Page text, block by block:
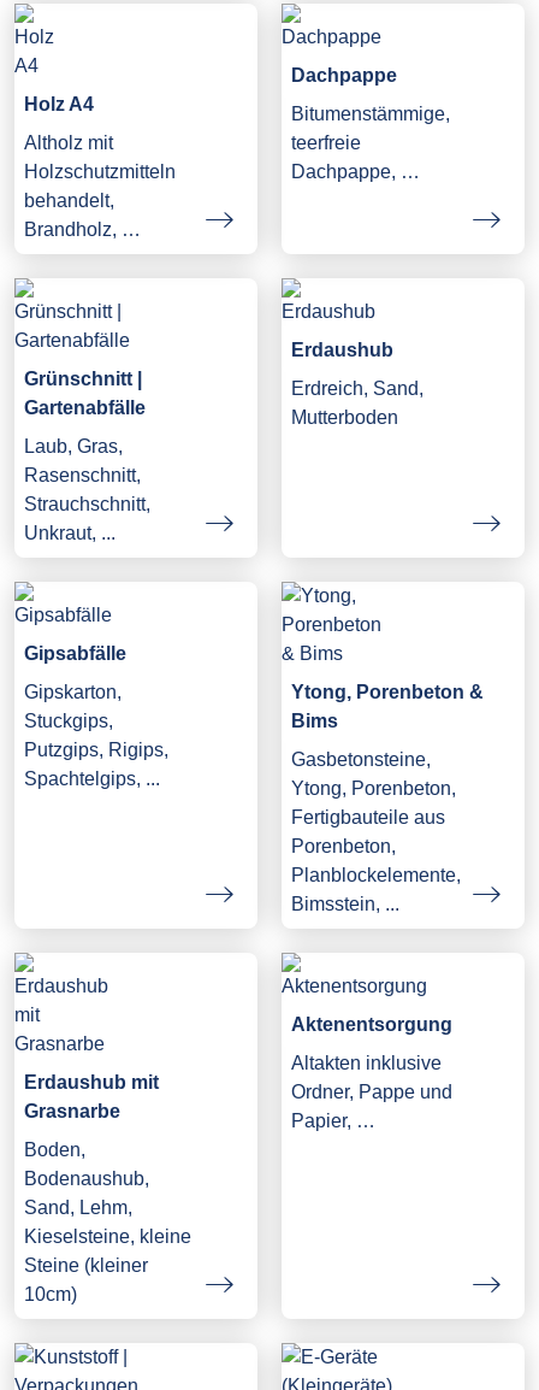
Holz A4
Altholz mit
Holzschutzmitteln
behandelt,
Brandholz, …
Dachpappe
Bitumenstämmige,
teerfreie
Dachpappe, …
Grünschnitt |
Gartenabfälle
Laub, Gras,
Rasenschnitt,
Strauchschnitt,
Unkraut, ...
Erdaushub
Erdreich, Sand,
Mutterboden
Gipsabfälle
Gipskarton,
Stuckgips,
Putzgips, Rigips,
Spachtelgips, ...
Ytong, Porenbeton &
Bims
Gasbetonsteine,
Ytong, Porenbeton,
Fertigbauteile aus
Porenbeton,
Planblockelemente,
Bimsstein, ...
Erdaushub mit
Grasnarbe
Boden,
Bodenaushub,
Sand, Lehm,
Kieselsteine, kleine
Steine (kleiner
10cm)
Aktenentsorgung
Altakten inklusive
Ordner, Pappe und
Papier, …